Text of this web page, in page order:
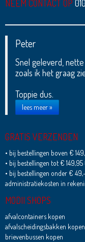
NEEM CONTACT OP
Peter
Snel geleverd,
zoals ik het graag
Toppie dus.
lees meer »
GRATIS VERZENDEN
• bij bestellingen boven €
• bij bestellingen tot €
• bij bestellingen onder €
administratiekosten in
MODII SHOPS
afvalcontainers kopen
afvalscheidingsbakken kopen
brievenbussen kopen